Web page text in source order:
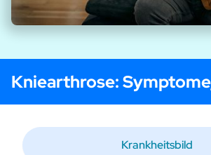
Kniearthrose:
Krankheitsbild